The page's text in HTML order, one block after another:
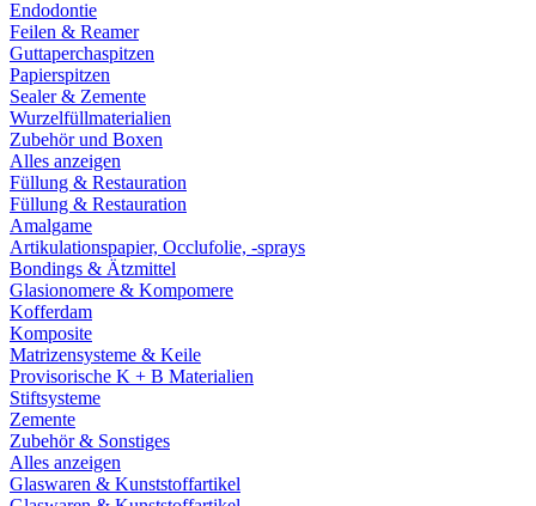
Endodontie
Feilen & Reamer
Guttaperchaspitzen
Papierspitzen
Sealer & Zemente
Wurzelfüllmaterialien
Zubehör und Boxen
Alles anzeigen
Füllung & Restauration
Füllung & Restauration
Amalgame
Artikulationspapier, Occlufolie, -sprays
Bondings & Ätzmittel
Glasionomere & Kompomere
Kofferdam
Komposite
Matrizensysteme & Keile
Provisorische K + B Materialien
Stiftsysteme
Zemente
Zubehör & Sonstiges
Alles anzeigen
Glaswaren & Kunststoffartikel